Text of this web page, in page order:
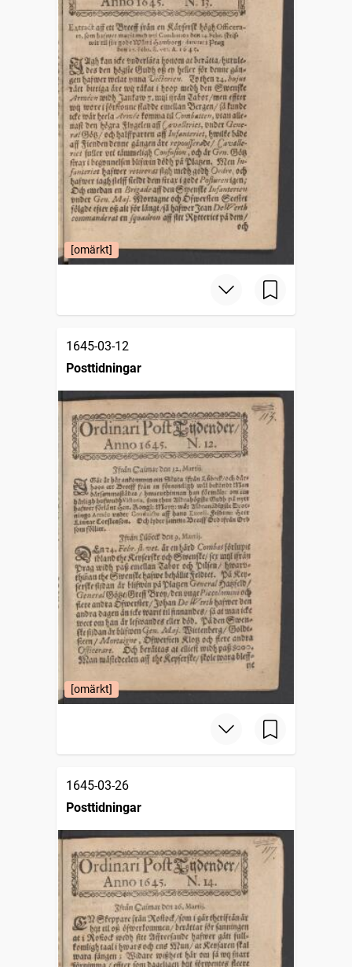
[omärkt]
1645-03-12
Posttidningar
[omärkt]
1645-03-26
Posttidningar